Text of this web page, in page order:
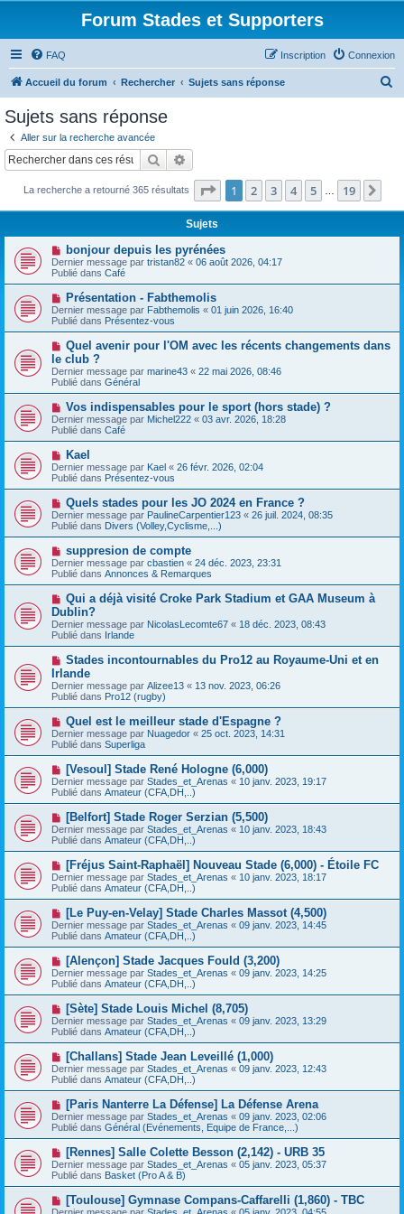
Forum Stades et Supporters
FAQ Connexion
Inscription
Accueil du forum Rechercher Sujets sans réponse
c
Sujets sans réponse
Aller sur la recherche avancée
Rechercher
La recherche a retourné 365 résultats Page 1sur19
1 2 3 4 5 19
Sujets
N
o
u
v
e
a
u
m
e
s
s
a
g
e
bonjour depuis les pyrénées
Dernier message par tristan82 « 06 août 2026, 04:17
Publié dans Café
N
o
u
v
a
u
m
e
s
s
g
e
Présentation - Fabthemolis
Dernier message par Fabthemolis « 01 juin 2026, 16:40
Publié dans Présentez-vous
N
u
v
e
a
u
m
e
s
s
a
g
e
Quel avenir pour l'OM avec les récents changements dans
le club ?
Dernier message par marine43 « 22 mai 2026, 08:46
Publié dans Général
N
o
u
v
e
a
u
m
e
s
s
a
g
Vos indispensables pour le sport (hors stade) ?
Dernier message par Michel222 « 03 avr. 2026, 18:28
Publié dans Café
N
o
u
v
a
u
m
e
s
s
a
g
e
Kael
Dernier message par Kael « 26 févr. 2026, 02:04
Publié dans Présentez-vous
N
o
u
v
a
u
m
e
s
s
a
g
e
Quels stades pour les JO 2024 en France ?
Dernier message par PaulineCarpentier123 « 26 juil. 2024, 08:35
Publié dans Divers (Volley,Cyclisme,...)
N
o
u
v
a
u
m
e
s
s
a
g
e
suppresion de compte
Dernier message par cbastien « 24 déc. 2023, 23:31
Publié dans Annonces & Remarques
N
u
v
e
a
u
m
e
s
a
g
e
Qui a déjà visité Croke Park Stadium et GAA Museum à
Dublin?
Dernier message par NicolasLecomte67 « 18 déc. 2023, 08:43
Publié dans Irlande
N
o
u
v
e
a
u
m
e
s
s
a
g
e
Stades incontournables du Pro12 au Royaume-Uni et en
Irlande
Dernier message par Alizee13 « 13 nov. 2023, 06:26
Publié dans Pro12 (rugby)
N
o
u
v
e
u
m
e
s
a
g
e
Quel est le meilleur stade d'Espagne ?
Dernier message par Nuagedor « 25 oct. 2023, 14:31
Publié dans Superliga
N
o
u
v
e
u
m
e
s
a
g
e
[Vesoul] Stade René Hologne (6,000)
Dernier message par Stades_et_Arenas « 10 janv. 2023, 19:17
Publié dans Amateur (CFA,DH,..)
N
o
u
v
e
u
m
e
s
a
g
e
[Belfort] Stade Roger Serzian (5,500)
Dernier message par Stades_et_Arenas « 10 janv. 2023, 18:43
Publié dans Amateur (CFA,DH,..)
N
o
u
v
e
u
m
e
s
a
g
e
[Fréjus Saint-Raphaël] Nouveau Stade (6,000) - Étoile FC
Dernier message par Stades_et_Arenas « 10 janv. 2023, 18:17
Publié dans Amateur (CFA,DH,..)
N
o
u
v
e
u
m
e
s
a
g
e
[Le Puy-en-Velay] Stade Charles Massot (4,500)
Dernier message par Stades_et_Arenas « 09 janv. 2023, 14:45
Publié dans Amateur (CFA,DH,..)
N
o
u
v
e
u
m
e
s
a
g
e
[Alençon] Stade Jacques Fould (3,200)
Dernier message par Stades_et_Arenas « 09 janv. 2023, 14:25
Publié dans Amateur (CFA,DH,..)
N
o
u
v
e
u
m
e
s
a
g
e
[Sète] Stade Louis Michel (8,705)
Dernier message par Stades_et_Arenas « 09 janv. 2023, 13:29
Publié dans Amateur (CFA,DH,..)
N
o
u
v
e
u
m
e
s
a
g
e
[Challans] Stade Jean Leveillé (1,000)
Dernier message par Stades_et_Arenas « 09 janv. 2023, 12:43
Publié dans Amateur (CFA,DH,..)
N
o
u
v
e
u
m
e
s
[Paris Nanterre La Défense] La Défense Arena
Dernier message par Stades_et_Arenas « 09 janv. 2023, 02:06
Publié dans Général (Evénements, Equipe de France,...)
N
o
u
v
e
[Rennes] Salle Colette Besson (2,142) - URB 35
Dernier message par Stades_et_Arenas « 05 janv. 2023, 05:37
Publié dans Basket (Pro A & B)
N
o
[Toulouse] Gymnase Compans-Caffarelli (1,860) - TBC
Dernier message par Stades_et_Arenas « 05 janv. 2023, 04:55